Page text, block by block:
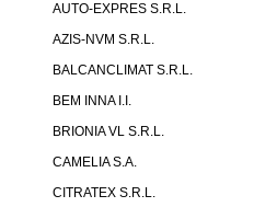
AUTO-EXPRES S.R.L.
AZIS-NVM S.R.L.
BALCANCLIMAT S.R.L.
BEM INNA I.I.
BRIONIA VL S.R.L.
CAMELIA S.A.
CITRATEX S.R.L.